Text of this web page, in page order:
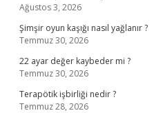
Ağustos 3, 2026
Şimşir oyun kaşığı nasıl yağlanır ?
Temmuz 30, 2026
22 ayar değer kaybeder mi ?
Temmuz 30, 2026
Terapötik işbirliği nedir ?
Temmuz 28, 2026